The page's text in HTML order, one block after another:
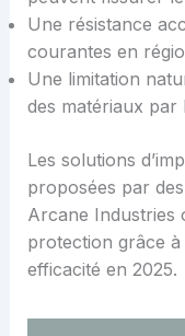
Une résistance
courantes en
Une limitation
des matériaux par
Les solutions
proposées par
Arcane Industries
protection grâce
efficacité en 2025.